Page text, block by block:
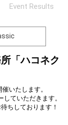
Please
comments
performers or
Event Results
「ハコネク
いたします。
ていただきます。
ちしております！